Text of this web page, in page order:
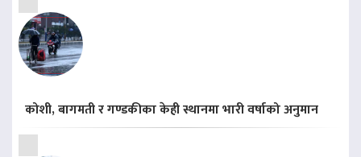
कोशी, बागमती र गण्डकीका केही स्थानमा भारी वर्षाको अनुमान